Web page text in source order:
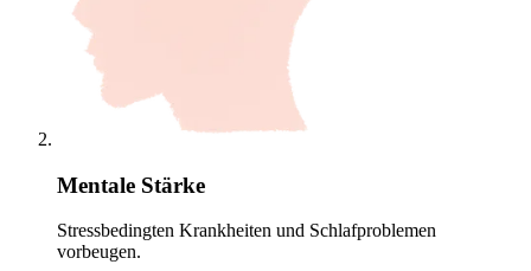
Mentale Stärke
Stressbedingten Krankheiten und Schlafproblemen
vorbeugen.